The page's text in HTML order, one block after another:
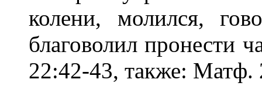
колени, молился,
благоволил пронести
22:42-43, также: